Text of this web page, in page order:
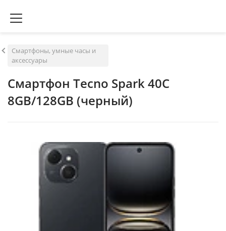
Смартфоны, умные часы и
аксессуары
Смартфон Tecno Spark 40C
8GB/128GB (черный)